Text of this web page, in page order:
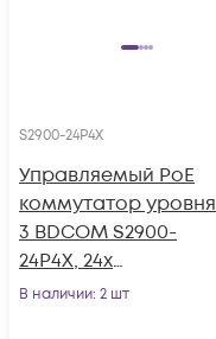
S2900-24P4X
Управляемый PoE
коммутатор уровня
3 BDCOM S2900-
24P4X, 24x
10/100/1000Base-T
В наличии: 2 шт